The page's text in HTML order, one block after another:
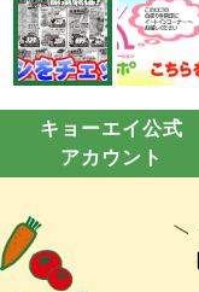
キョーエイ公式
アカウント